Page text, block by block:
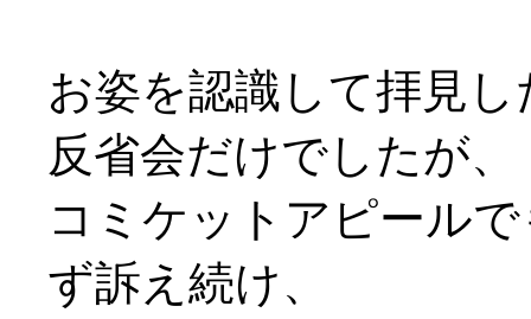
お姿を認識して拝見
反省会だけでしたが、
コミケットアピール
ず訴え続け、